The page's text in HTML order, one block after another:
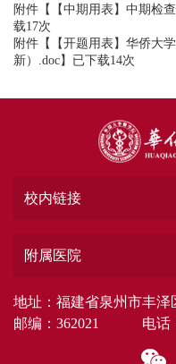
附件【
【中期用表】中期检
载17次
附件【
【开题用表】华侨大
新）.doc】已下载14次
校内链接
附属医院
地址：福建省泉州市丰泽
邮编：362021 电话：